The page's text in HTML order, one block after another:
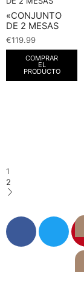
«CONJUNTO
DE 2 MESAS
€119.99
COMPRAR
EL
PRODUCTO
1
2